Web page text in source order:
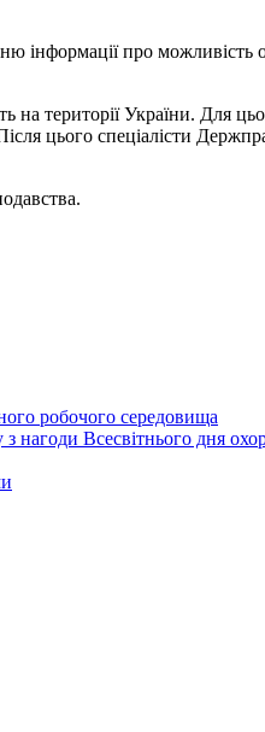
інформації про можливість
території України. Для
цього спеціалісти
робочого середовища
нагоди Всесвітнього дня